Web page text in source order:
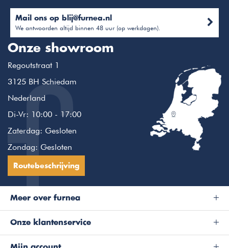
Mail ons op blij@furnea.nl
We antwoorden altijd binnen 48 uur (op werkdagen).
Onze showroom
Regoutstraat 1
3125 BH Schiedam
Nederland
Di-Vr: 10:00 - 17:00
Zaterdag: Gesloten
Zondag: Gesloten
Routebeschrijving
Meer over furnea
Onze klantenservice